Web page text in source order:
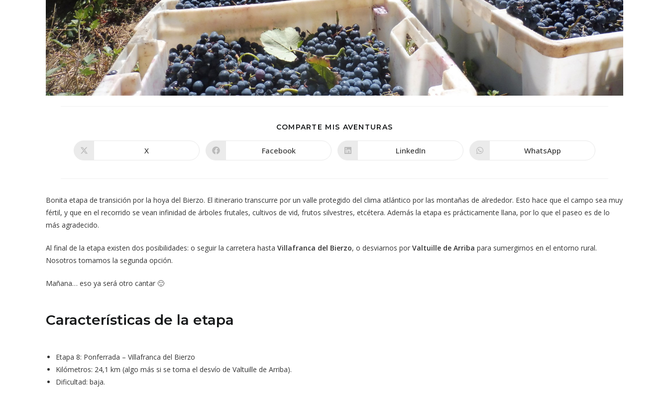
COMPARTE MIS AVENTURAS
CONTENIDO
X Se
Facebook Se
LinkedIn Se
WhatsApp
Bonita etapa de transición por la hoya del Bierzo. El itinerario transcurre por un valle protegido del clima atlántico por las montañas de alrededor. Esto hace que el campo sea muy
fértil, y que en el recorrido se vean infinidad de árboles frutales, cultivos de vid, frutos silvestres, etcétera. Además la etapa es prácticamente llana, por lo que el paseo es de lo
más agradecido.
Al final de la etapa existen dos posibilidades: o seguir la carretera hasta Villafranca del Bierzo, o desviarnos por Valtuille de Arriba para sumergirnos en el entorno rural.
Nosotros tomamos la segunda opción.
Mañana… eso ya será otro cantar 🙂
Características de la etapa
Etapa 8: Ponferrada – Villafranca del Bierzo
Kilómetros: 24,1 km (algo más si se toma el desvío de Valtuille de Arriba).
Dificultad: baja.